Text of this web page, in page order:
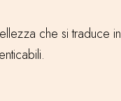
che si traduce in